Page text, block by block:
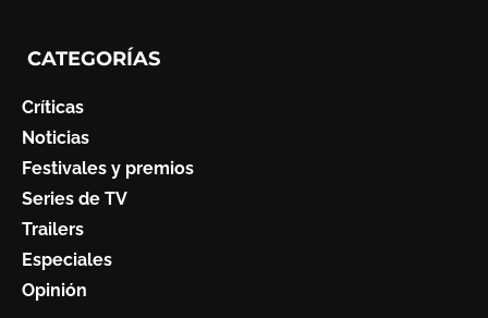
CATEGORÍAS
Críticas
Noticias
Festivales y premios
Series de TV
Trailers
Especiales
Opinión